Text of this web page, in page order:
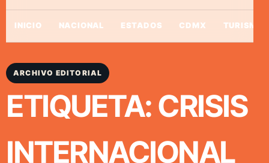
INICIO NACIONAL ESTADOS CDMX TURISMO
ARCHIVO EDITORIAL
ETIQUETA: CRISIS
INTERNACIONAL